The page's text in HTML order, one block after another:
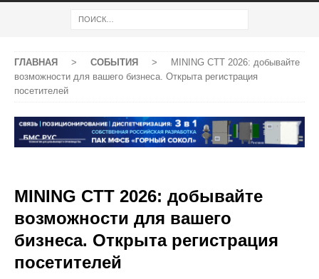
ГЛАВНАЯ > СОБЫТИЯ >
MINING CTT 2026: добывайте
возможности для вашего бизнеса. Открыта регистрация
посетителей
MINING CTT 2026: добывайте
возможности для вашего
бизнеса. Открыта регистрация
посетителей